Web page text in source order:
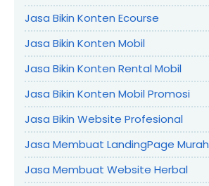
Jasa Bikin Konten Ecourse
Jasa Bikin Konten Mobil
Jasa Bikin Konten Rental Mobil
Jasa Bikin Konten Mobil Promosi
Jasa Bikin Website Profesional
Jasa Membuat LandingPage Murah
Jasa Membuat Website Herbal